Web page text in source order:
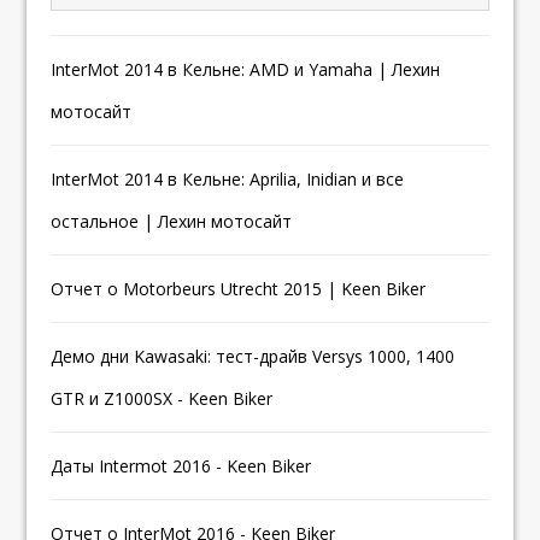
InterMot 2014 в Кельне: AMD и Yamaha | Лехин
мотосайт
InterMot 2014 в Кельне: Aprilia, Inidian и все
остальное | Лехин мотосайт
Отчет о Motorbeurs Utrecht 2015 | Keen Biker
Демо дни Kawasaki: тест-драйв Versys 1000, 1400
GTR и Z1000SX - Keen Biker
Даты Intermot 2016 - Keen Biker
Отчет о InterMot 2016 - Keen Biker